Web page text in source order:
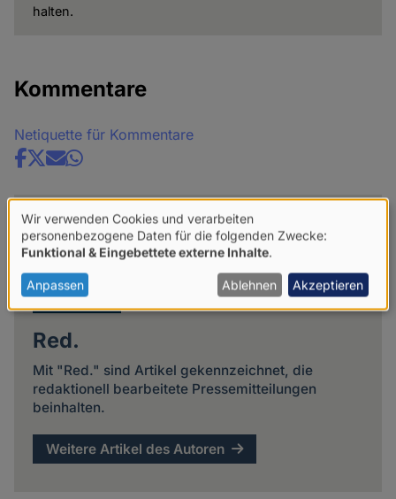
halten.
Kommentare
Netiquette für Kommentare
Share
news
Red.
Mit "Red." sind Artikel gekennzeichnet, die
redaktionell bearbeitete Pressemitteilungen
beinhalten.
Weitere Artikel des Autoren
Verwendung
von
personenbezogenen
Daten
und
Cookies
Wir verwenden Cookies und verarbeiten
personenbezogene Daten für die folgenden Zwecke:
Funktional & Eingebettete externe Inhalte.
Anpassen Ablehnen Akzeptieren